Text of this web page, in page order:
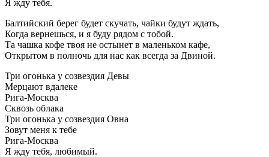
Я жду тебя.
Балтийский берег будет скучать, чайки будут ждать,
Когда вернешься, и я буду рядом с тобой.
Та чашка кофе твоя не остынет в маленьком кафе,
Открытом в полночь для нас как всегда за Двиной.
Три огонька у созвездия Девы
Мерцают вдалеке
Рига-Москва
Сквозь облака
Три огонька у созвездия Овна
Зовут меня к тебе
Рига-Москва
Я жду тебя, любимый.